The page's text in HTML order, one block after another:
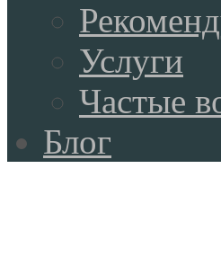
Услуги
Частые
Блог